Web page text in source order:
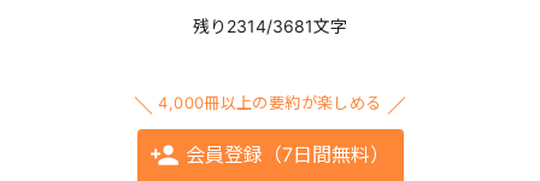
残り2314/3681文字
4,000冊以上の要約が楽しめる
会員登録（7日間無料）